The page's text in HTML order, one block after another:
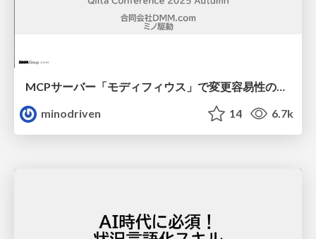
MCPサーバー「モディフィウス」で変更容易性の向上をスケールする / modifius
minodriven
14 6.7k